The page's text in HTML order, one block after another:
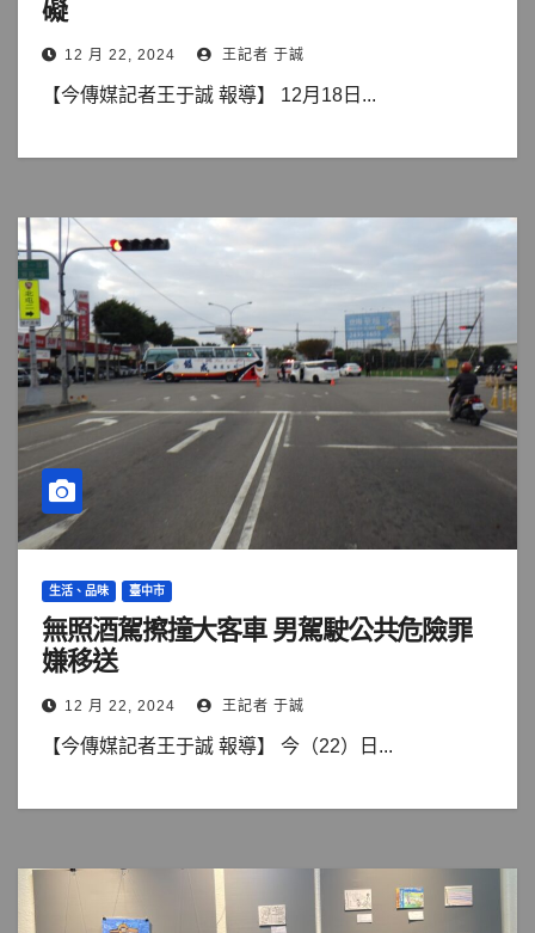
礙
12 月 22, 2024 王記者 于誠
【今傳媒記者王于誠 報導】 12月18日...
生活、品味 臺中市
無照酒駕擦撞大客車 男駕駛公共危險罪
嫌移送
12 月 22, 2024 王記者 于誠
【今傳媒記者王于誠 報導】 今（22）日...